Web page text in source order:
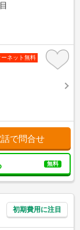
ーネット無料
話で問合せ
無料
初期費用に注目